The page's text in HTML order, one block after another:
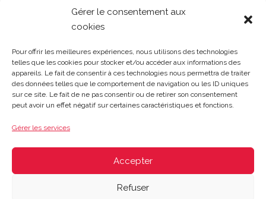
Gérer le consentement aux
cookies
Pour offrir les meilleures expériences, nous utilisons des technologies
telles que les cookies pour stocker et/ou accéder aux informations des
appareils. Le fait de consentir à ces technologies nous permettra de traiter
des données telles que le comportement de navigation ou les ID uniques
sur ce site. Le fait de ne pas consentir ou de retirer son consentement
peut avoir un effet négatif sur certaines caractéristiques et fonctions.
Gérer les services
Accepter
Refuser
5
5
Gosset Matériaux 2023 © Tous droits réservés |Mentions
Le samedi : 8h-12h